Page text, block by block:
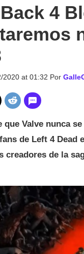
4
2020 at 01:32 Por
que Valve nunca
de Left 4 Dead
creadores de la